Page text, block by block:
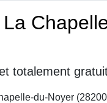
totalement
du-Noyer